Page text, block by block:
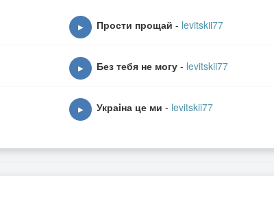
▶ Прости прощай - levitskii77
▶ Без тебя не могу - levitskii77
▶ Украiна це ми - levitskii77